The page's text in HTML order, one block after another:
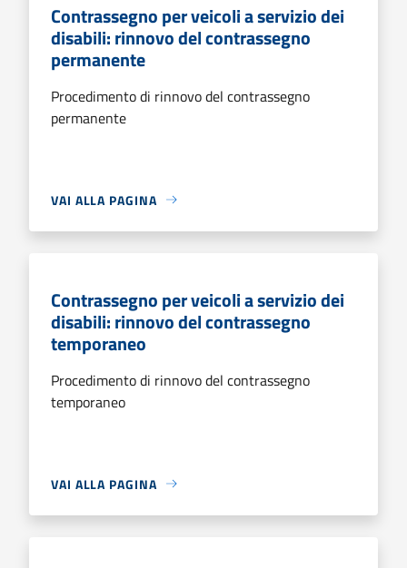
Contrassegno per veicoli a servizio dei
disabili: rinnovo del contrassegno
permanente
Procedimento di rinnovo del contrassegno
permanente
VAI ALLA PAGINA
Contrassegno per veicoli a servizio dei
disabili: rinnovo del contrassegno
temporaneo
Procedimento di rinnovo del contrassegno
temporaneo
VAI ALLA PAGINA